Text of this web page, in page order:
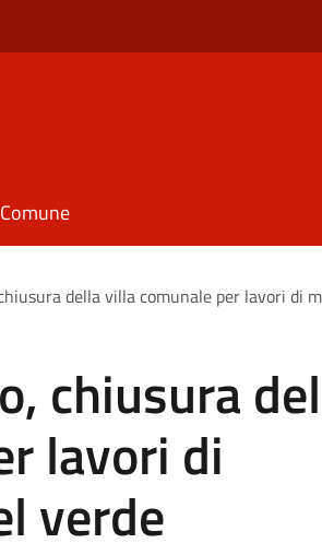
della villa comunale per lavori di
chiusura
lavori di
verde